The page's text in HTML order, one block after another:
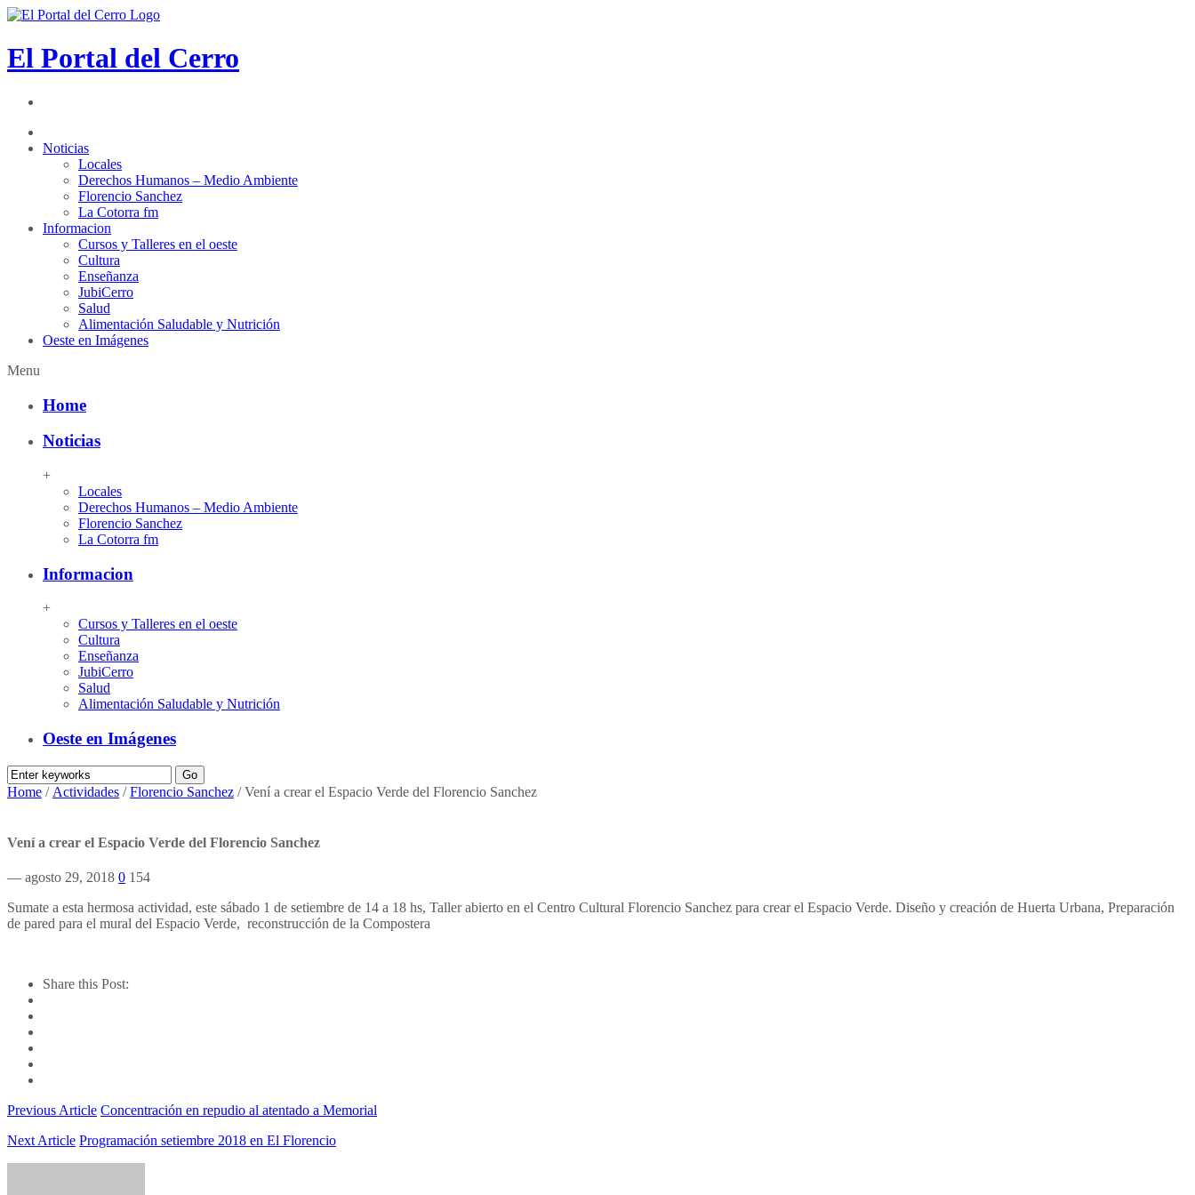
El Portal del Cerro
Noticias
Locales
Derechos Humanos – Medio Ambiente
Florencio Sanchez
La Cotorra fm
Informacion
Cursos y Talleres en el oeste
Cultura
Enseñanza
JubiCerro
Salud
Alimentación Saludable y Nutrición
Oeste en Imágenes
Menu
Home
Noticias
+
Locales
Derechos Humanos – Medio Ambiente
Florencio Sanchez
La Cotorra fm
Informacion
+
Cursos y Talleres en el oeste
Cultura
Enseñanza
JubiCerro
Salud
Alimentación Saludable y Nutrición
Oeste en Imágenes
Home / Actividades /Florencio Sanchez /Vení a crear el Espacio Verde del Florencio Sanchez
Vení a crear el Espacio Verde del Florencio Sanchez
— agosto 29, 2018 0 154
Sumate a esta hermosa actividad, este sábado 1 de setiembre de 14 a 18 hs, Taller abierto en el Centro Cultural Florencio Sanchez para crear el Espacio Verde. Diseño y creación de Huerta Urbana, Preparación
de pared para el mural del Espacio Verde, reconstrucción de la Compostera
Share this Post:
Previous Article Concentración en repudio al atentado a Memorial
Next Article Programación setiembre 2018 en El Florencio